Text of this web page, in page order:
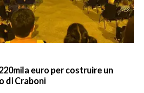
euro per costruire un
di Craboni